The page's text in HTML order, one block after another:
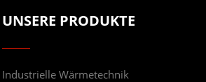
UNSERE PRODUKTE
Industrielle Wärmetechnik